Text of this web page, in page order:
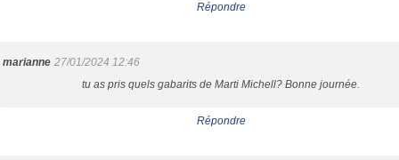
Répondre
marianne 27/01/2024 12:46
tu as pris quels gabarits de Marti Michell? Bonne journée.
Répondre